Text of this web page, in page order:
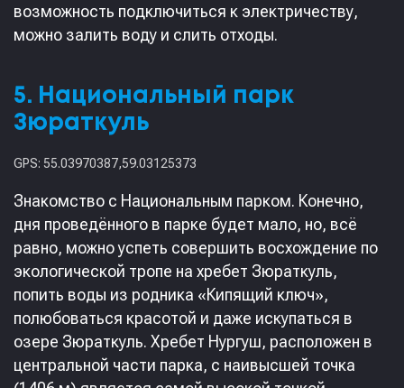
возможность подключиться к электричеству,
можно залить воду и слить отходы.
5. Национальный парк
Зюраткуль
GPS: 55.03970387,59.03125373
Знакомство с Национальным парком. Конечно,
дня проведённого в парке будет мало, но, всё
равно, можно успеть совершить восхождение по
экологической тропе на хребет Зюраткуль,
попить воды из родника «Кипящий ключ»,
полюбоваться красотой и даже искупаться в
озере Зюраткуль. Хребет Нургуш, расположен в
центральной части парка, с наивысшей точка